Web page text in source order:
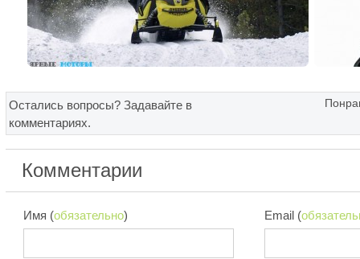
Остались вопросы? Задавайте в
комментариях.
Комментарии
Имя (обязательно) Email (